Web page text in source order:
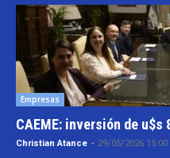
Empresas
CAEME: inversión de u$s
Christian Atance - 29/05/2026 15:00